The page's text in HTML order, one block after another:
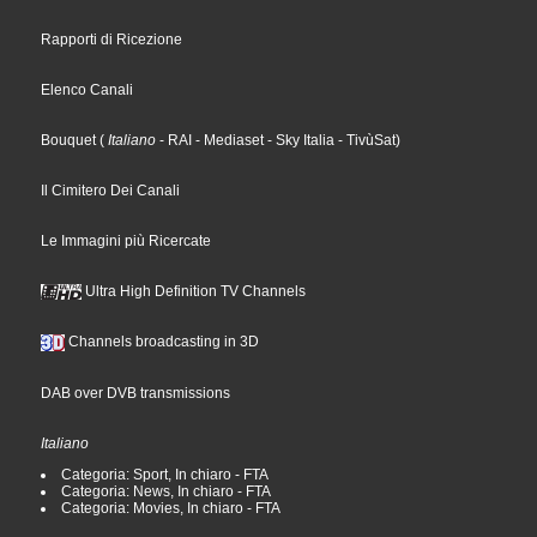
Rapporti di Ricezione
Elenco Canali
Bouquet( Italiano - RAI - Mediaset- Sky Italia - TivùSat)
Il Cimitero Dei Canali
Le Immagini più Ricercate
Ultra High Definition TV Channels
Channels broadcasting in 3D
DAB over DVB transmissions
Italiano
Categoria: Sport, In chiaro - FTA
Categoria: News, In chiaro - FTA
Categoria: Movies, In chiaro - FTA